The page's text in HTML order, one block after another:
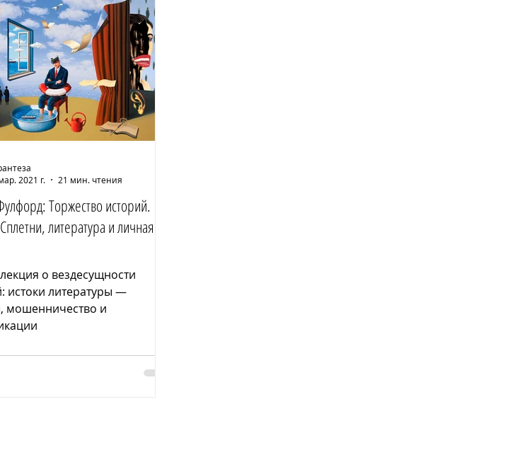
Торжество историй.
литература и личная
о вездесущности
истоки литературы —
мошенничество и
2021 г.
21 мин. чтения